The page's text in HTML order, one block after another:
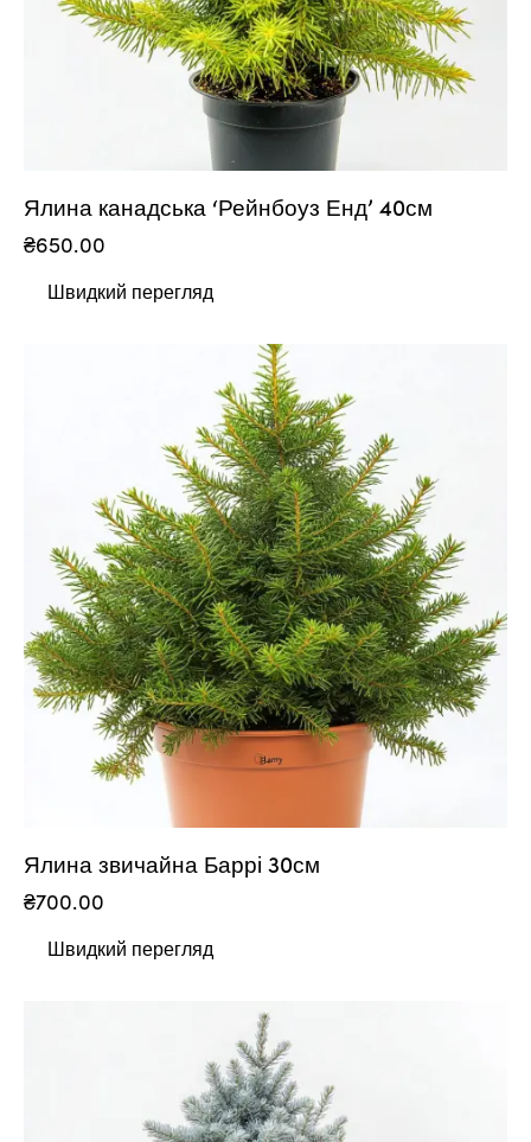
Ялина канадська ‘Рейнбоуз Енд’ 40см
₴650.00
Швидкий перегляд
Ялина звичайна Баррі 30см
₴700.00
Швидкий перегляд